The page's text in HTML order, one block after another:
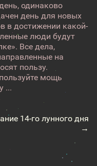
одинаково
день для новых
в достижении какой-
люди будут
Все дела,
на
пользу.
мощь
...
14-го лунного дня
→